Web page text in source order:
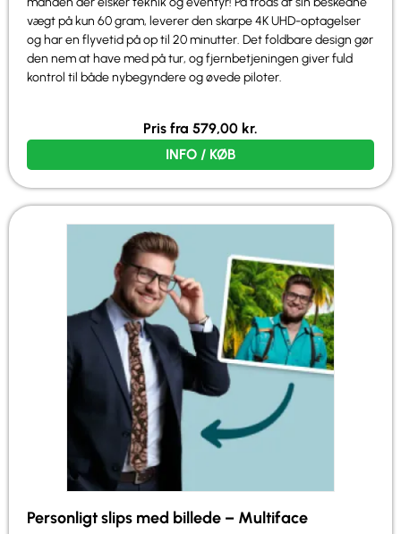
vægt på kun 60 gram, leverer den skarpe 4K UHD-optagelser
og har en flyvetid på op til 20 minutter. Det foldbare design gør
den nem at have med på tur, og fjernbetjeningen giver fuld
kontrol til både nybegyndere og øvede piloter.
Pris fra 579,00 kr.
INFO / KØB
Personligt slips med billede – Multiface